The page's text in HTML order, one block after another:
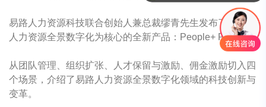
易路人力资源科技联合创始人兼总裁缪青先生发布了易路以
人力资源全景数字化为核心的全新产品： People+ Pro。
从团队管理、组织扩张、人才保留与激励、佣金激励切入四
个场景，介绍了易路人力资源全景数字化领域的科技创新与
变革。